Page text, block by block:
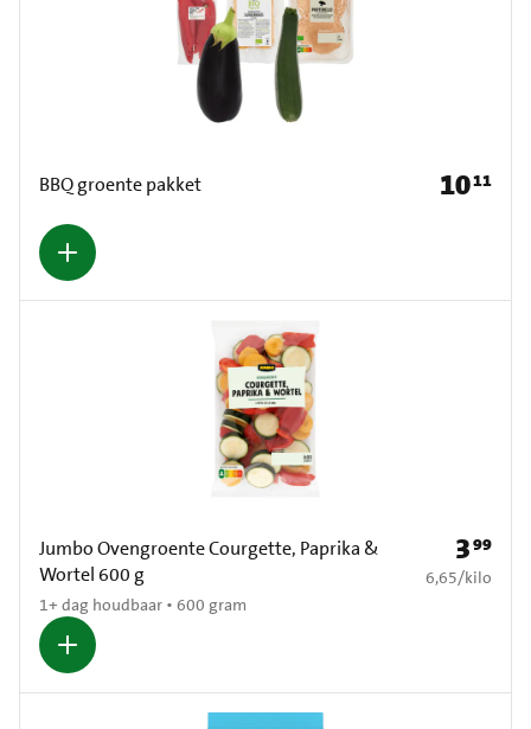
BBQ groente pakket Prijs: €
1011
Jumbo Ovengroente Courgette, Paprika &
Wortel 600 g
1+ dag houdbaar • 600 gram
Prijs: €
399
€ 6,65 per kilo
6,65/kilo